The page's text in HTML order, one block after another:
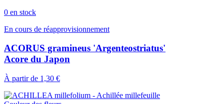
0 en stock
En cours de réapprovisionnement
ACORUS gramineus 'Argenteostriatus'
Acore du Japon
À partir de 1,30 €